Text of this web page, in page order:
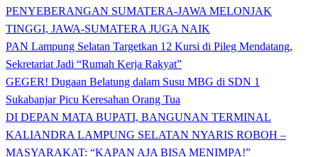
PENYEBERANGAN SUMATERA-JAWA MELONJAK
TINGGI, JAWA-SUMATERA JUGA NAIK
PAN Lampung Selatan Targetkan 12 Kursi di Pileg Mendatang,
Sekretariat Jadi “Rumah Kerja Rakyat”
GEGER! Dugaan Belatung dalam Susu MBG di SDN 1
Sukabanjar Picu Keresahan Orang Tua
DI DEPAN MATA BUPATI, BANGUNAN TERMINAL
KALIANDRA LAMPUNG SELATAN NYARIS ROBOH –
MASYARAKAT: “KAPAN AJA BISA MENIMPA!”